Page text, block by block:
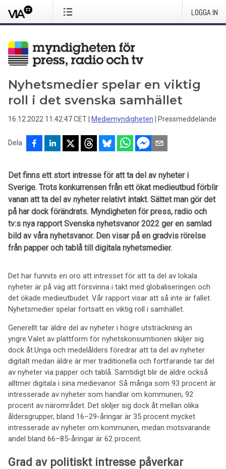
LOGGA IN
Nyhetsmedier spelar en viktig
roll i det svenska samhället
16.12.2022 11:42:47 CET Mediemyndigheten Pressmeddelande
Dela
Det finns ett stort intresse för att ta del av nyheter i
Sverige. Trots konkurrensen från ett ökat medieutbud förblir
vanan att ta del av nyheter relativt intakt. Sättet man gör det
på har dock förändrats. Myndigheten för press, radio och
tv:s nya rapport Svenska nyhetsvanor 2022 ger en samlad
bild av våra nyhetsvanor. Den visar på en gradvis rörelse
från papper och tablå till digitala nyhetsmedier.
Det har funnits en oro att intresset för att ta del av lokala
nyheter är på väg att försvinna i takt med globaliseringen och
det ökade medieutbudet. Vår rapport visar att så inte är fallet.
Nyhetsmedier spelar fortsatt en viktig roll i samhället.
Generellt tar äldre del av nyheter i högre utsträckning än
yngre.Valet av plattform för nyhetskonsumtionen skiljer sig
dock åt.Unga och medelålders föredrar att ta del av nyheter
digitalt medan äldre är mer traditionella och fortfarande tar del
av nyheter via papper och tablå. Samtidigt blir de äldre också
alltmer digitala i sina medievanor. Så många som 93 procent är
intresserade av nyheter som handlar om kommunen, 92
procent av närområdet. Det skiljer sig dock åt mellan olika
åldersgrupper, bland 16–29-åringar är 35 procent mycket
intresserade av nyheter om kommunen, medan motsvarande
andel bland 66–85-åringar är 62 procent.
Grad av politiskt intresse påverkar